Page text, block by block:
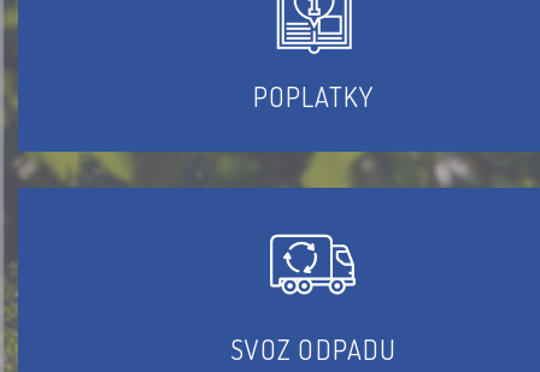
POPLATKY
SVOZ ODPADU